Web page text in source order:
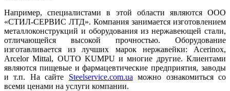
Например, специалистами в этой области являются ООО
«СТИЛ-СЕРВИС ЛТД». Компания занимается изготовлением
металлоконструкций и оборудования из нержавеющей стали,
отличающейся высокой прочностью. Оборудование
изготавливается из лучших марок нержавейки: Acerinox,
Arcelor Mittal, OUTO KUMPU и многие другие. Клиентами
являются пищевые и фармацевтические предприятия, заводы
и т.п. На сайте Steelservice.com.ua можно ознакомиться со
всеми ценами на услуги компании.